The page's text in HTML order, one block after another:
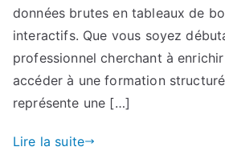
données brutes en tableaux de
interactifs. Que vous soyez
professionnel cherchant à
accéder à une formation
représente une […]
Lire la suite